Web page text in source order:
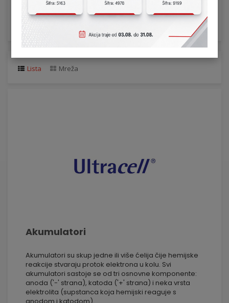
Akumulatori su skup jedne ili više ćelija čije hemijske reakcije
stvaraju protok elektrona u kolu. Akumulatori se sastoje od tri
Lista Mreža
Akumulatori
Akumulatori su skup jedne ili više ćelija čije hemijske
reakcije stvaraju protok elektrona u kolu. Svi
akumulatori sastoje se od tri osnovne komponente:
anoda ('-' strana), katoda ('+' strana) i neka vrsta
elektrolita (supstanca koja hemijski reaguje s